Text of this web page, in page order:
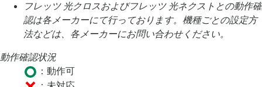
フレッツ 光クロスおよびフレッツ 光ネクストとの動作確
認は各メーカーにて行っております。機種ごとの設定方
法などは、各メーカーにお問い合わせください。
動作確認状況
：動作可